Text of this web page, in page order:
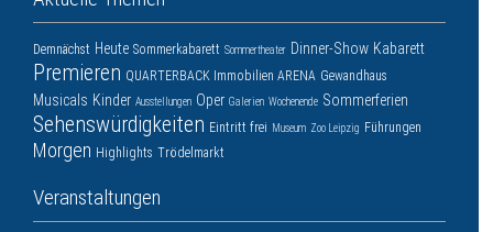
Demnächst Heute Sommerkabarett Sommertheater Dinner-Show Kabarett
Premieren QUARTERBACK Immobilien ARENA Gewandhaus
Musicals Kinder Ausstellungen Oper Galerien Wochenende Sommerferien
Sehenswürdigkeiten Eintritt frei Museum Zoo Leipzig Führungen
Morgen Highlights Trödelmarkt
Veranstaltungen